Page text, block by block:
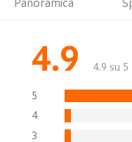
Panoramica
4.9 4.9 su 5
5
4
3